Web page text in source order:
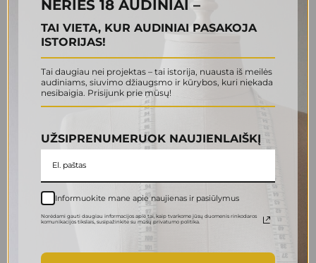
NERIES 18 AUDINIAI –
TAI VIETA, KUR AUDINIAI PASAKOJA
ISTORIJAS!
Tai daugiau nei projektas – tai istorija, nuausta iš meilės
audiniams, siuvimo džiaugsmo ir kūrybos, kuri niekada
nesibaigia. Prisijunk prie mūsų!
UŽSIPRENUMERUOK NAUJIENLAIŠKĮ
Informuokite mane apie naujienas ir pasiūlymus
Norėdami gauti daugiau informacijos apie tai, kaip tvarkome jūsų duomenis rinkodaros
komunikacijos tikslais., susipažinkite su mūsų privatumo politika.